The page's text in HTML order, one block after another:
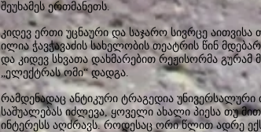
შეუხამეს ერთმანეთს.
კიდევ ერთი უცნაური და საჯარო სივრცე აითვისა
ილია ჭავჭავაძის სახელობის თეატრის წინ
და კიდევ სხვათა დახმარებით რეჟისორმა გურამ
„ელექტრას ომი“ დადგა.
რამდენადაც ანტიკური ტრაგედია
საშუალებას იძლევა, ყოველი ახალი პიესა თუ
ინტერესს აღძრავს. როდესაც ორი წლით ადრე